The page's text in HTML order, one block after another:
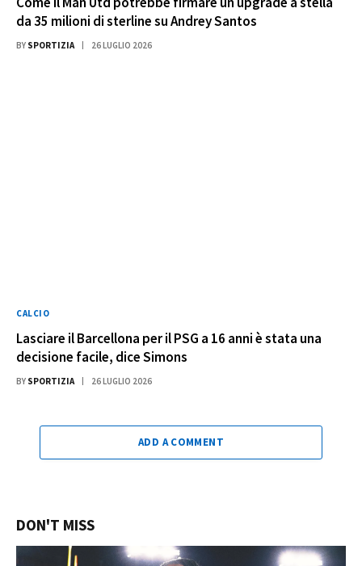
da 35 milioni di sterline su Andrey Santos
BY SPORTIZIA 26 LUGLIO 2026
CALCIO
Lasciare il Barcellona per il PSG a 16 anni è stata una
decisione facile, dice Simons
BY SPORTIZIA 26 LUGLIO 2026
ADD A COMMENT
DON'T MISS